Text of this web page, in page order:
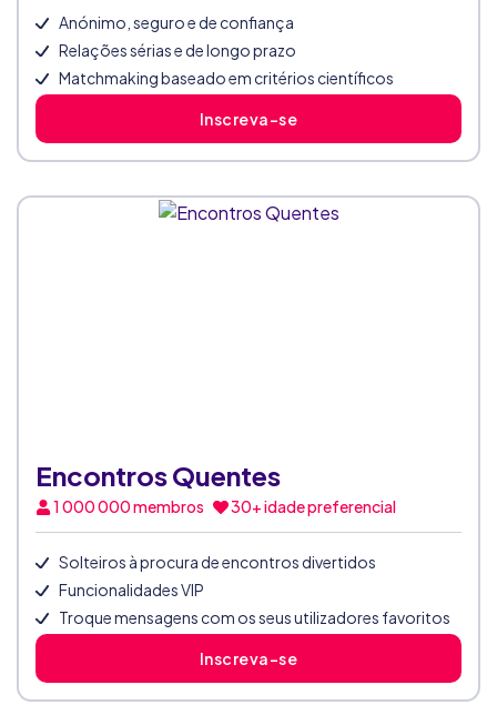
Anónimo, seguro e de confiança
Relações sérias e de longo prazo
Matchmaking baseado em critérios científicos
Inscreva-se
Encontros Quentes
1 000 000membros 30+ idade preferencial
Solteiros à procura de encontros divertidos
Funcionalidades VIP
Troque mensagens com os seus utilizadores favoritos
Inscreva-se